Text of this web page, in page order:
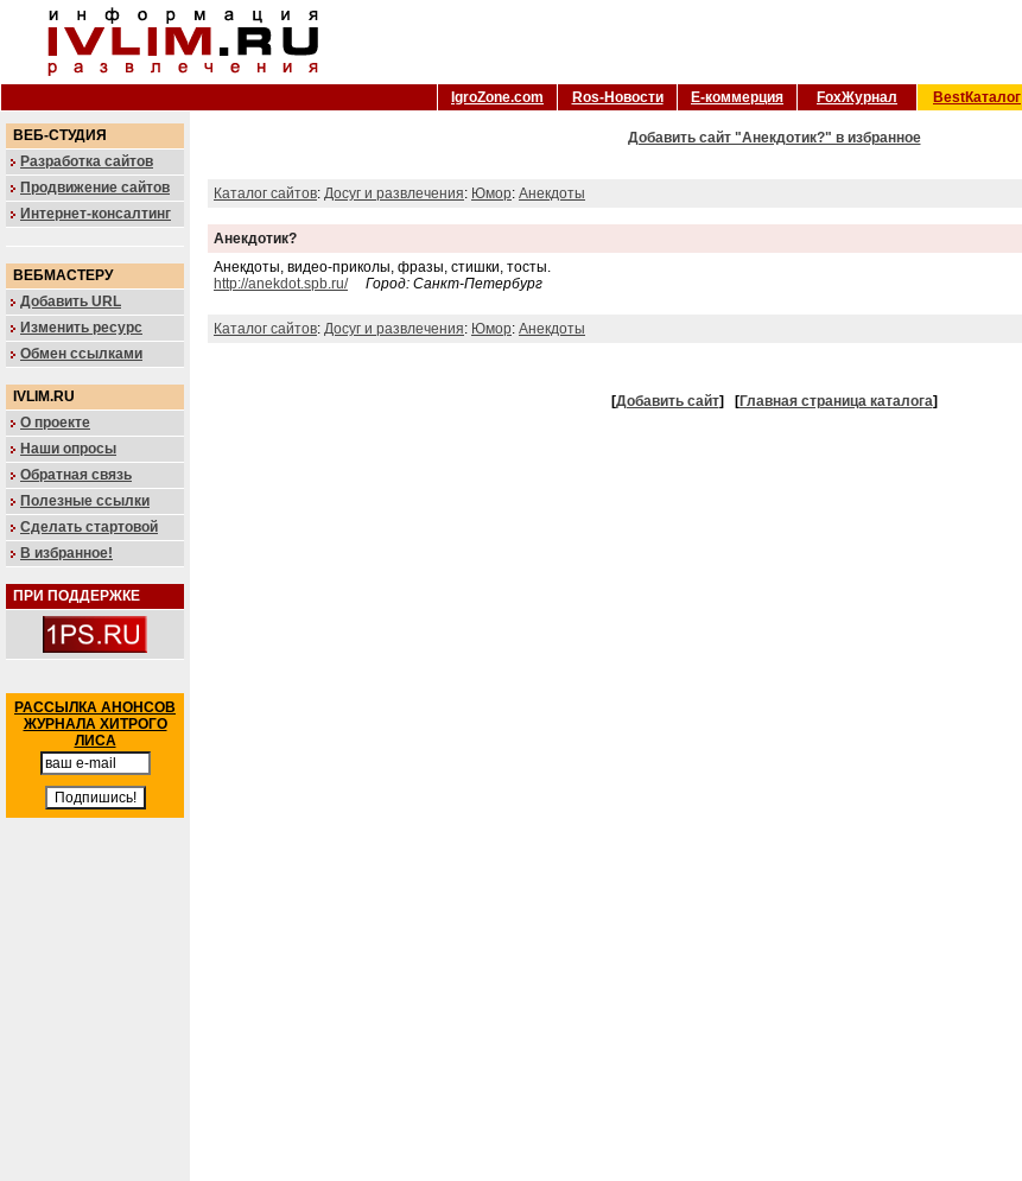
IgroZone.com Ros-Новости Е-коммерция FoxЖурнал BestКаталог
ВЕБ-СТУДИЯ
Разработка сайтов
Продвижение сайтов
Интернет-консалтинг
ВЕБМАСТЕРУ
Добавить URL
Изменить ресурс
Обмен ссылками
IVLIM.RU
О проекте
Наши опросы
Обратная связь
Полезные ссылки
Сделать стартовой
В избранное!
ПРИ ПОДДЕРЖКЕ
РАССЫЛКА АНОНСОВ
ЖУРНАЛА ХИТРОГО
ЛИСА
Добавить сайт "Анекдотик?" в избранное
Каталог сайтов: Досуг и развлечения: Юмор: Анекдоты
Анекдотик?
Анекдоты, видео-приколы, фразы, стишки, тосты.
http://anekdot.spb.ru/
Город: Санкт-Петербург
Каталог сайтов: Досуг и развлечения: Юмор: Анекдоты
[Добавить сайт] [Главная страница каталога]